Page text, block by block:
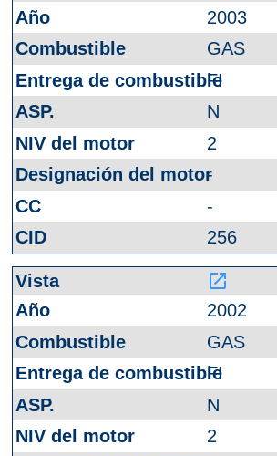
2003
GAS
FI
N
2
-
-
256
launch
2002
GAS
FI
N
2